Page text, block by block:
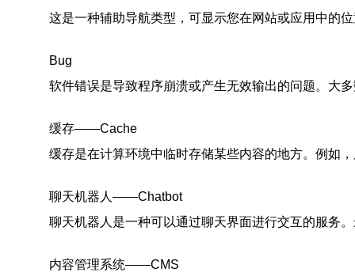
这是一种辅助导航类型，可显示您在网站或应用中的位
Bug
软件错误是导致程序崩溃或产生无效输出的问题。大多
缓存——Cache
缓存是在计算环境中临时存储某些内容的地方。例如，
聊天机器人——Chatbot
聊天机器人是一种可以通过聊天界面进行交互的服务。
内容管理系统——CMS